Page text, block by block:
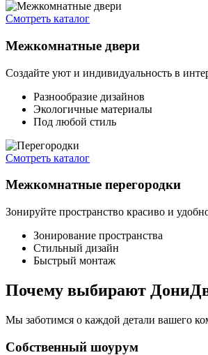
Смотреть каталог
Межкомнатные двери
Создайте уют и индивидуальность в
Разнообразие дизайнов
Экологичные материалы
Под любой стиль
Смотреть каталог
Межкомнатные перегородки
Зонируйте пространство красиво и
Зонирование пространства
Стильный дизайн
Быстрый монтаж
Почему выбирают
Мы заботимся о каждой детали вашего
Собственный шоурум